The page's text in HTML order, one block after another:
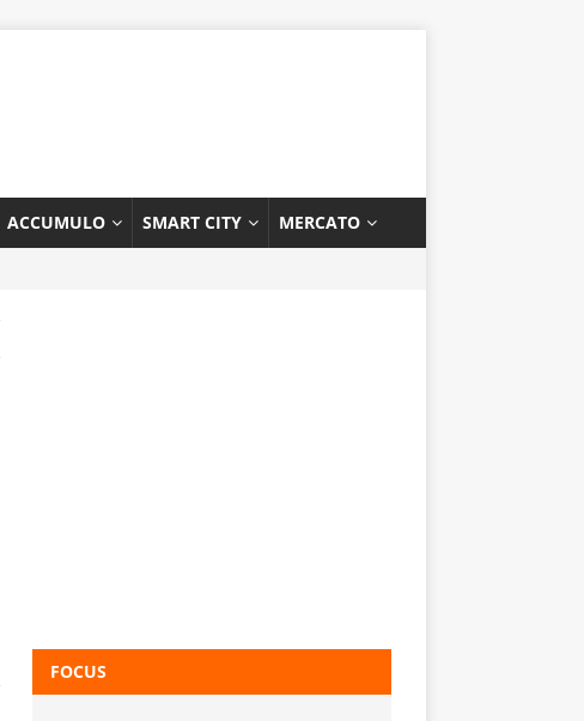
ACCUMULO SMART CITY MERCATO
FOCUS